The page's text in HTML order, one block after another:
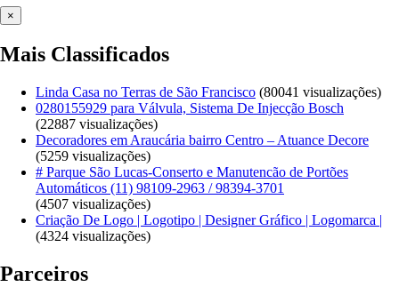
×
Mais Classificados
Linda Casa no Terras de São Francisco (80041 visualizações)
0280155929 para Válvula, Sistema De Injecção Bosch
(22887 visualizações)
Decoradores em Araucária bairro Centro – Atuance Decore
(5259 visualizações)
# Parque São Lucas-Conserto e Manutencão de Portões
Automáticos (11) 98109-2963 / 98394-3701
(4507 visualizações)
Criação De Logo | Logotipo | Designer Gráfico | Logomarca |
(4324 visualizações)
Parceiros